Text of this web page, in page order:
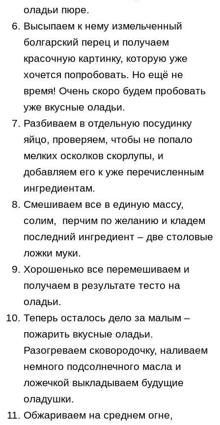
оладьи пюре.
Высыпаем к нему измельченный
болгарский перец и получаем
красочную картинку, которую уже
хочется попробовать. Но ещё не
время! Очень скоро будем пробовать
уже вкусные оладьи.
Разбиваем в отдельную посудинку
яйцо, проверяем, чтобы не попало
мелких осколков скорлупы, и
добавляем его к уже перечисленным
ингредиентам.
Смешиваем все в единую массу,
солим, перчим по желанию и кладем
последний ингредиент – две столовые
ложки муки.
Хорошенько все перемешиваем и
получаем в результате тесто на
оладьи.
Теперь осталось дело за малым –
пожарить вкусные оладьи.
Разогреваем сковородочку, наливаем
немного подсолнечного масла и
ложечкой выкладываем будущие
оладушки.
Обжариваем на среднем огне,